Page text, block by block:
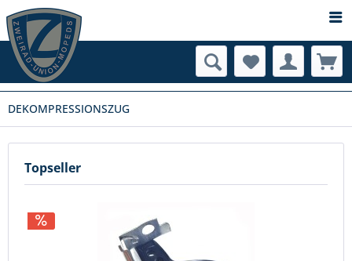
DEKOMPRESSIONSZUG
Topseller